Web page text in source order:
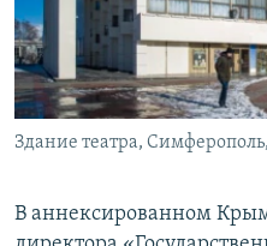
ПОБЕДИТЕЛЕЙ НЕ СУДЯТ?
КРЫМ.НЕПОКОРЕННЫЙ
ELIFBE
УКРАИНСКАЯ ПРОБЛЕМА КРЫМА
ПРИСОЕДИНЯЙТЕСЬ!
Здание театра,
В аннексированном